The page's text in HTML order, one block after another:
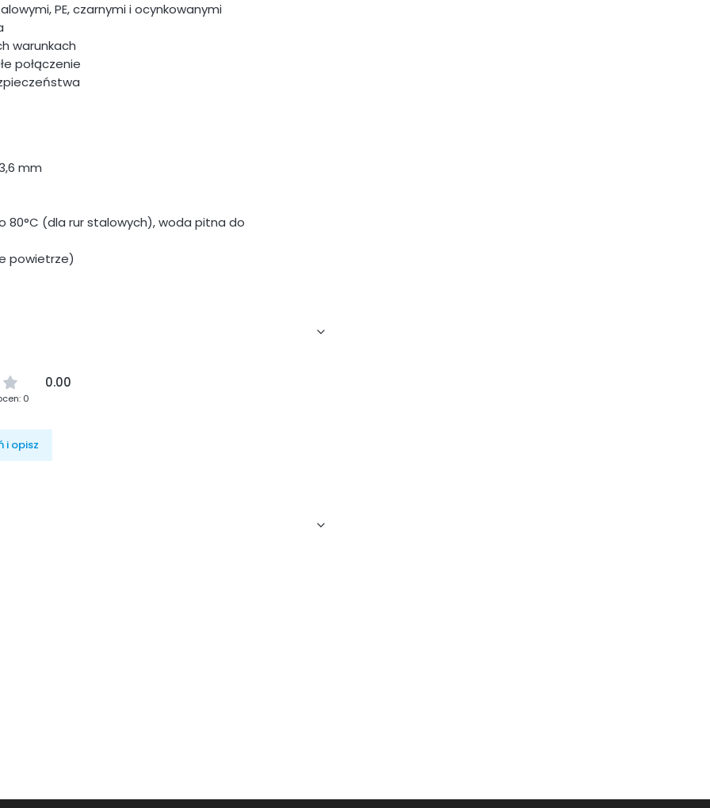
PE, czarnymi i ocynkowanymi
warunkach
połączenie
mm
(dla rur stalowych), woda pitna do
powietrze)
0.00
0
i opisz